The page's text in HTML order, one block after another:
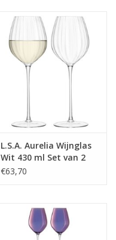
L.S.A. Aurelia Wijnglas
Wit 430 ml Set van 2
Stuks
€63,70